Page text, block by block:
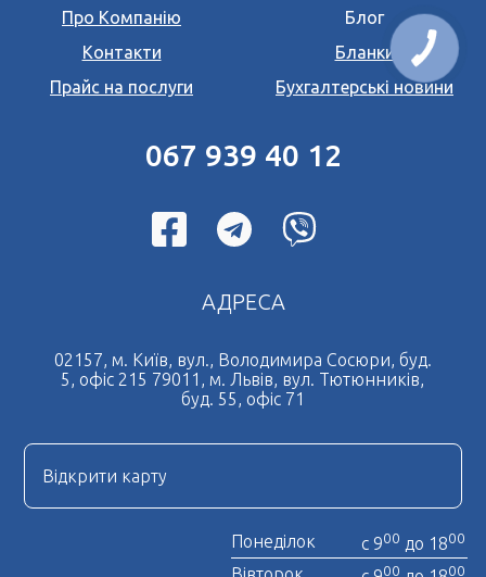
Про Компанію
Блог
Контакти
Бланки
Прайс на послуги
Бухгалтерські новини
067 939 40 12
АДРЕСА
02157, м. Київ, вул., Володимира Сосюри, буд.
5, офіс 215 79011, м. Львів, вул. Тютюнників,
буд. 55, офіс 71
Відкрити карту
Понеділок с 900 до 1800
00 00